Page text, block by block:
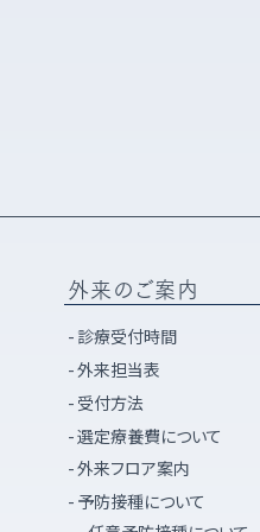
外来のご案内
診療受付時間
外来担当表
受付方法
選定療養費について
外来フロア案内
予防接種について